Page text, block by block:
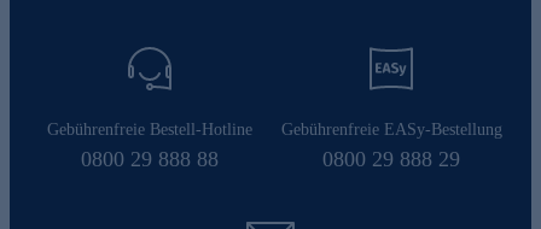
Gebührenfreie Bestell-Hotline
0800 29 888 88
Gebührenfreie EASy-Bestellung
0800 29 888 29